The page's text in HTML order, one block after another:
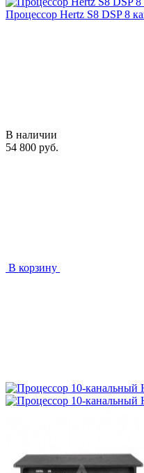
Процессор Hertz S8 DSP 8
В наличии
54 800 руб.
В корзину